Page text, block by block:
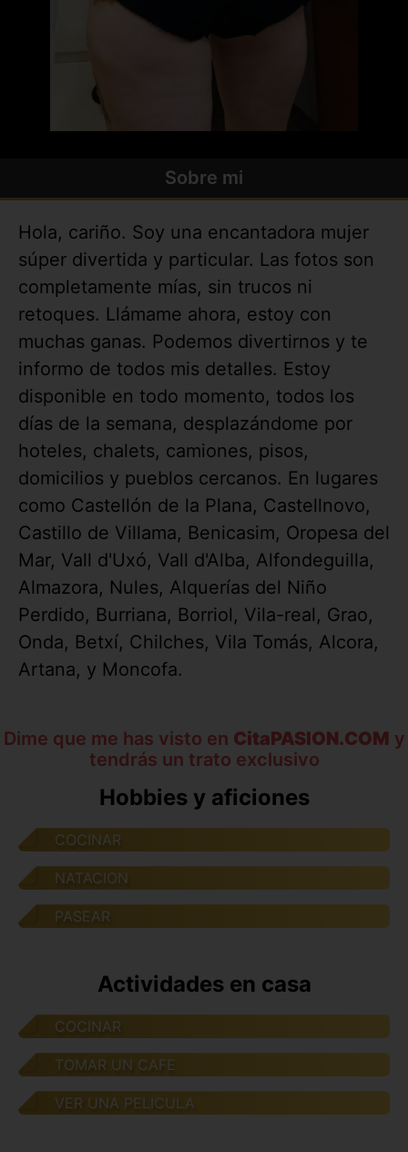
Sobre mi
Hola, cariño. Soy una encantadora mujer
súper divertida y particular. Las fotos son
completamente mías, sin trucos ni
retoques. Llámame ahora, estoy con
muchas ganas. Podemos divertirnos y te
informo de todos mis detalles. Estoy
disponible en todo momento, todos los
días de la semana, desplazándome por
hoteles, chalets, camiones, pisos,
domicilios y pueblos cercanos. En lugares
como Castellón de la Plana, Castellnovo,
Castillo de Villama, Benicasim, Oropesa del
Mar, Vall d'Uxó, Vall d'Alba, Alfondeguilla,
Almazora, Nules, Alquerías del Niño
Perdido, Burriana, Borriol, Vila-real, Grao,
Onda, Betxí, Chilches, Vila Tomás, Alcora,
Artana, y Moncofa.
Dime que me has visto en CitaPASION.COM y
tendrás un trato exclusivo
Hobbies y aficiones
COCINAR
NATACION
PASEAR
Actividades en casa
COCINAR
TOMAR UN CAFE
VER UNA PELICULA